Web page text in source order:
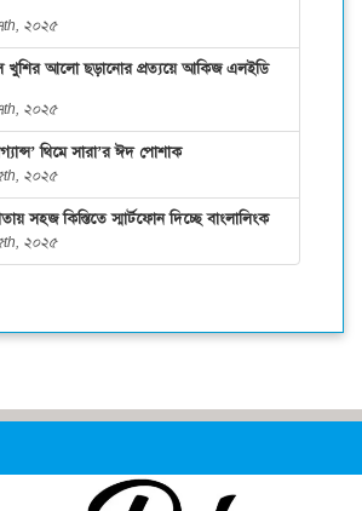
২০২৫
খুশির আলো ছড়ানোর প্রত্যয়ে আকিজ এলইডি
২০২৫
থিমে সারা’র ঈদ পোশাক
২০২৫
সহজ কিস্তিতে স্মার্টফোন দিচ্ছে বাংলালিংক
২০২৫